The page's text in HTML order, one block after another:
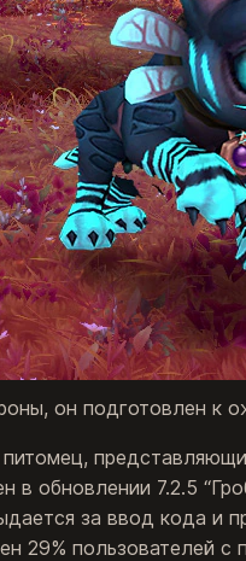
он подготовлен к
в обновлении 7.2.5
за ввод кода и
29% пользователей с